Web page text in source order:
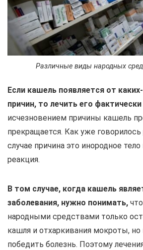
Различные виды народных
Если кашель появляется от
причин, то лечить его
исчезновением причины кашель
прекращается. Как уже
случае причина это инородное тело
реакция.
В том случае, когда кашель
заболевания, нужно понимать,
народными средствами только
кашля и отхаркивания мокроты,
победить болезнь. Поэтому